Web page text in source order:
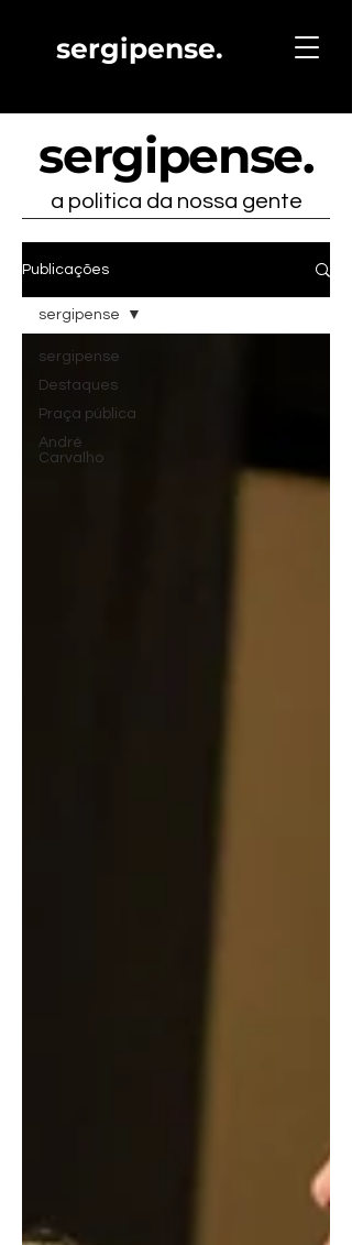
sergipense.
sergipense.
a politica da nossa gente
Publicações
sergipense
Destaques
Praça pública
André
Carvalho
sergipense